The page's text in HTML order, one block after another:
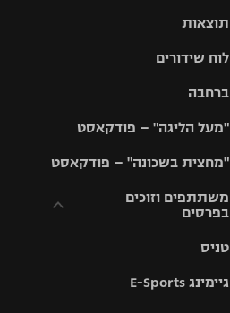
תוצאות
לוח שידורים
ברחבה
"מעל הליגה" – פודקאסט
"מחצית בשכונה" – פודקאסט
משתתפים וזוכים
בפרסים
וזוכים בפרסים
טניס
גיימינג E-Sports